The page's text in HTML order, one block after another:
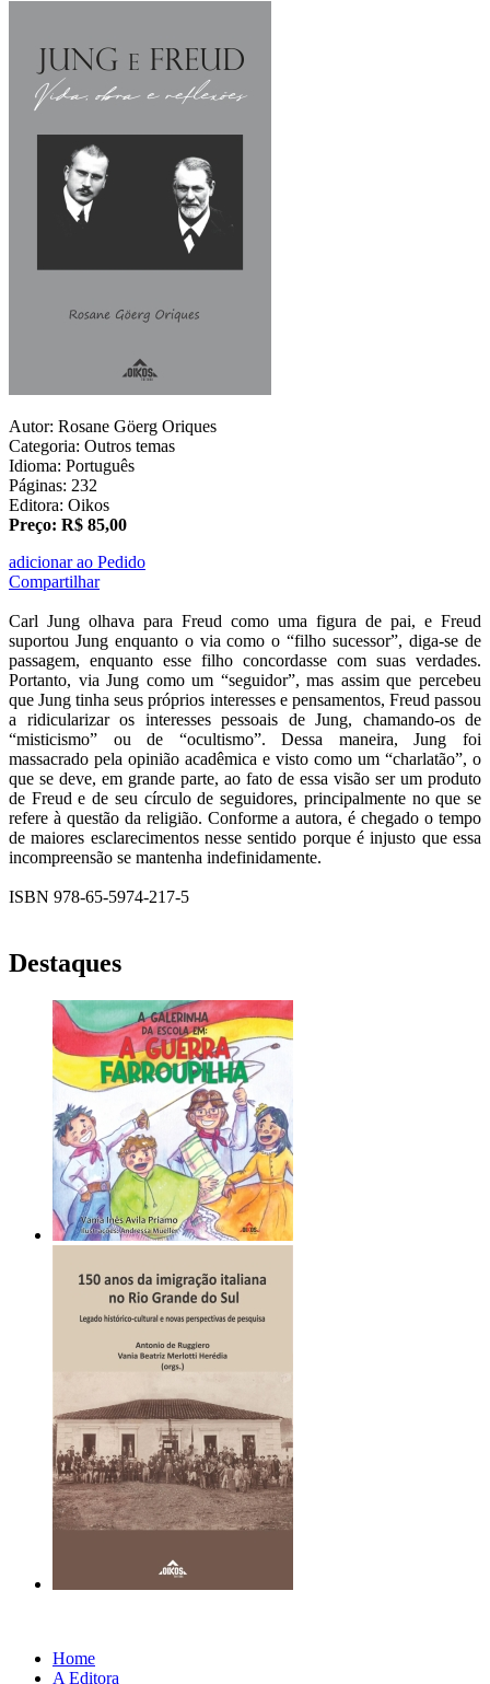
Autor: Rosane Göerg Oriques
Categoria: Outros temas
Idioma: Português
Páginas: 232
Editora: Oikos
Preço: R$ 85,00
adicionar ao Pedido
Compartilhar
Carl Jung olhava para Freud como uma figura de pai, e Freud
suportou Jung enquanto o via como o “filho sucessor”, diga-se de
passagem, enquanto esse filho concordasse com suas verdades.
Portanto, via Jung como um “seguidor”, mas assim que percebeu
que Jung tinha seus próprios interesses e pensamentos, Freud passou
a ridicularizar os interesses pessoais de Jung, chamando-os de
“misticismo” ou de “ocultismo”. Dessa maneira, Jung foi
massacrado pela opinião acadêmica e visto como um “charlatão”, o
que se deve, em grande parte, ao fato de essa visão ser um produto
de Freud e de seu círculo de seguidores, principalmente no que se
refere à questão da religião. Conforme a autora, é chegado o tempo
de maiores esclarecimentos nesse sentido porque é injusto que essa
incompreensão se mantenha indefinidamente.
ISBN 978-65-5974-217-5
Destaques
Home
A Editora